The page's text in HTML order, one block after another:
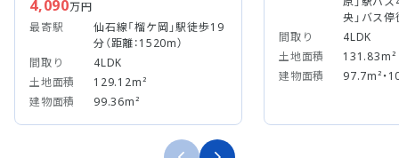
4,090万円
最寄駅
仙石線「榴ケ岡」駅徒歩19
分（距離：1520m）
間取り
4LDK
土地面積
129.12m²
建物面積
99.36m²
央」バス
間取り
4LDK
土地面積
131.83m²
建物面積
97.7m²・